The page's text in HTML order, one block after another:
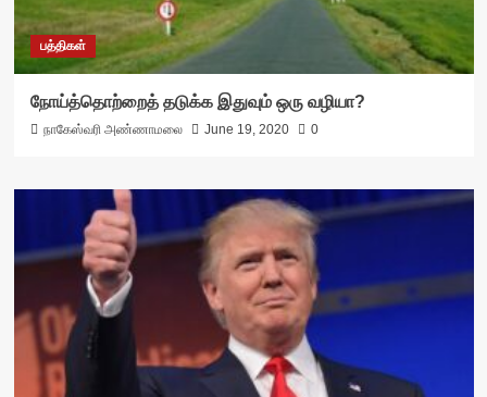
பத்திகள்
நோய்த்தொற்றைத் தடுக்க இதுவும் ஒரு வழியா?
நாகேஸ்வரி அண்ணாமலை June 19, 2020 0